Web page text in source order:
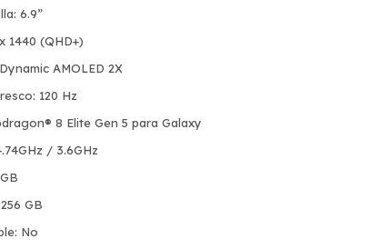
6.9”
1440 (QHD+)
AMOLED 2X
120 Hz
8 Elite Gen 5 para Galaxy
/ 3.6GHz
GB
No